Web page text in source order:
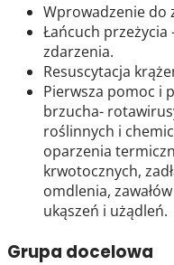
Wprowadzenie do
Łańcuch przeżycia
zdarzenia.
Resuscytacja
Pierwsza pomoc i
brzucha-
roślinnych i
oparzenia
krwotocznych,
omdlenia,
ukąszeń i użądleń.
Grupa docelowa